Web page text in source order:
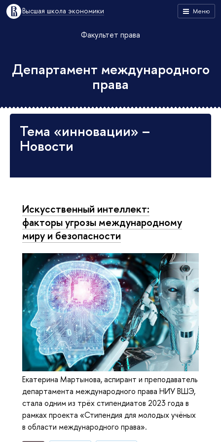
Меню
Высшая школа экономики
Факультет права
Департамент международного
права
Тема «инновации» –
Новости
Искусственный интеллект:
факторы угрозы международному
миру и безопасности
Екатерина Мартынова, аспирант и преподаватель
департамента международного права НИУ ВШЭ,
стала одним из трёх стипендиатов 2023 года в
рамках проекта «Стипендия для молодых учёных
в области международного права».